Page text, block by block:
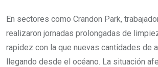
En sectores como Crandon Park,
realizaron jornadas prolongadas de
rapidez con la que nuevas cantidades de
llegando desde el océano. La situación